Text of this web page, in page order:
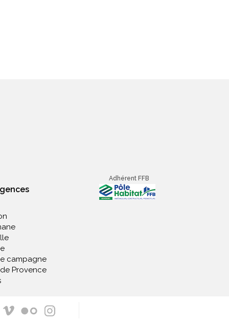
campagne
Provence
Adhérent FFB